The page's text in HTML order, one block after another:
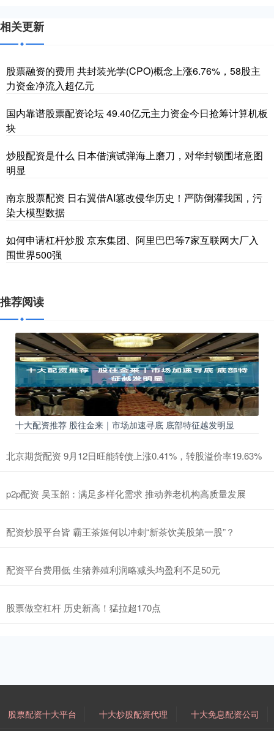
相关更新
股票融资的费用 共封装光学(CPO)概念上涨6.76%，58股主
力资金净流入超亿元
国内靠谱股票配资论坛 49.40亿元主力资金今日抢筹计算机板
块
炒股配资是什么 日本借演试弹海上磨刀，对华封锁围堵意图
明显
南京股票配资 日右翼借AI篡改侵华历史！严防倒灌我国，污
染大模型数据
如何申请杠杆炒股 京东集团、阿里巴巴等7家互联网大厂入
围世界500强
推荐阅读
十大配资推荐 股往金来｜市场加速寻底 底部特征越发明显
北京期货配资 9月12日旺能转债上涨0.41%，转股溢价率19.63%
p2p配资 吴玉韶：满足多样化需求 推动养老机构高质量发展
配资炒股平台皆 霸王茶姬何以冲刺“新茶饮美股第一股”？
配资平台费用低 生猪养殖利润略减头均盈利不足50元
股票做空杠杆 历史新高！猛拉超170点
股票配资十大平台 十大炒股配资代理 十大免息配资公司